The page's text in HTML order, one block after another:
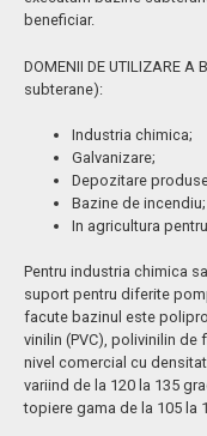
beneficiar.
DOMENII DE UTILIZARE A
subterane):
Industria chimica;
Galvanizare;
Depozitare
Bazine de incendiu;
In agricultura
Pentru industria chimica
suport pentru diferite
facute bazinul este
vinilin (PVC), polivinilin de
nivel comercial cu
variind de la 120 la 135
topiere gama de la 105 la